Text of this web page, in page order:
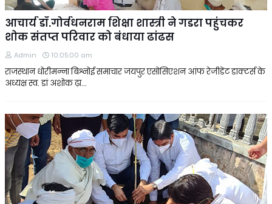
आचार्य डॉ.गोर्वधनराम शिक्षा शास्त्री ने गडरा पहुंचकर
शोक संतप्त परिवार को बंधाया ढांढस
Admin 10:05:00 am
राजस्थान धोरीमन्ना बिश्नोई समाचार जयपुर एसोसिएशन आंफ रेजीडेंट डाक्टर्स के
अध्यक्ष स्व. डां अशोक ढ़ा…